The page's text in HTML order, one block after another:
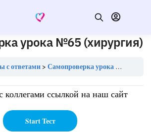
урока №65 (хирургия)
с ответами Самопроверка урока №65 (хирургия)
коллегами ссылкой на наш сайт